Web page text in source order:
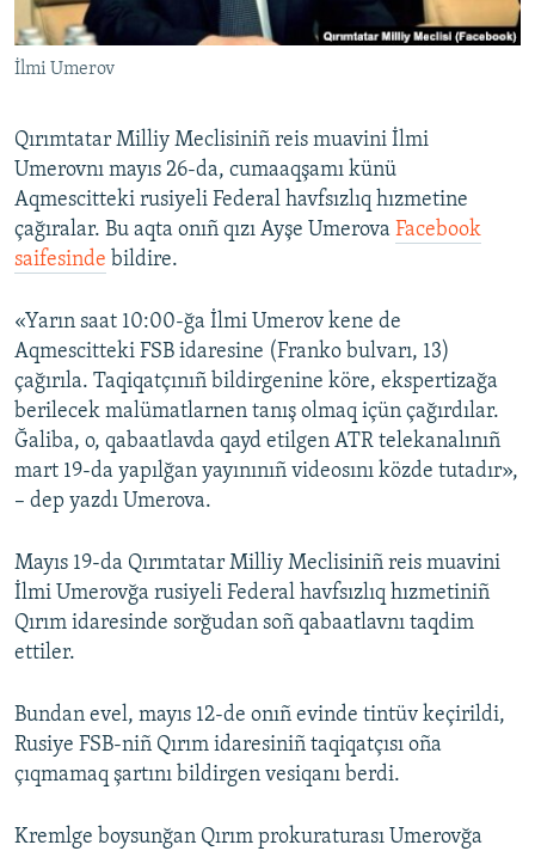
Українською
QOŞULIÑIZ!
RFE/RS bütün saytları
İlmi Umerov
Qırımtatar Milliy Meclisiniñ reis muavini İlmi
Umerovnı mayıs 26-da, cumaaqşamı künü
Aqmescitteki rusiyeli Federal havfsızlıq hızmetine
çağıralar. Bu aqta onıñ qızı Ayşe Umerova Facebook
saifesinde bildire.
«Yarın saat 10:00-ğa İlmi Umerov kene de
Aqmescitteki FSB idaresine (Franko bulvarı, 13)
çağırıla. Taqiqatçınıñ bildirgenine köre, ekspertizağa
berilecek malümatlarnen tanış olmaq içün çağırdılar.
Ğaliba, o, qabaatlavda qayd etilgen ATR telekanalınıñ
mart 19-da yapılğan yayınınıñ videosını közde tutadır»,
– dep yazdı Umerova.
Mayıs 19-da Qırımtatar Milliy Meclisiniñ reis muavini
İlmi Umerovğa rusiyeli Federal havfsızlıq hızmetiniñ
Qırım idaresinde sorğudan soñ qabaatlavnı taqdim
ettiler.
Bundan evel, mayıs 12-de onıñ evinde tintüv keçirildi,
Rusiye FSB-niñ Qırım idaresiniñ taqiqatçısı oña
çıqmamaq şartını bildirgen vesiqanı berdi.
Kremlge boysunğan Qırım prokuraturası Umerovğa